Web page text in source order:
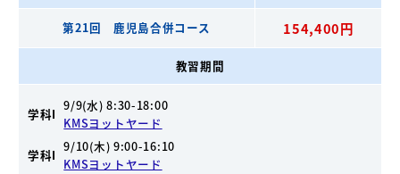
第21回 鹿児島合併コース 154,400円
教習期間
学科I
9/9(水) 8:30-18:00
KMSヨットヤード
学科I
9/10(木) 9:00-16:10
KMSヨットヤード